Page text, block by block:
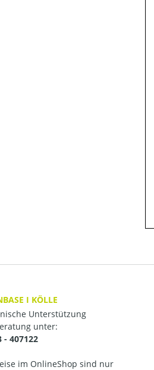
I KÖLLE
Unterstützung
unter:
- 407122
im OnlineShop sind nur